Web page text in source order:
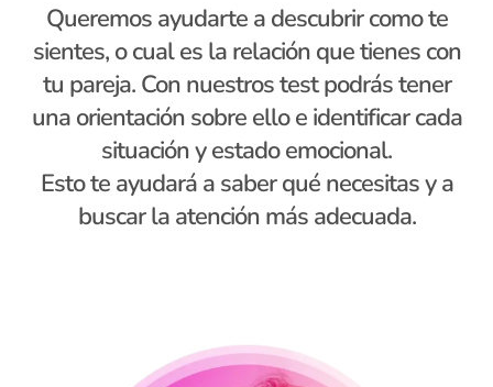
Queremos ayudarte a descubrir como te
sientes, o cual es la relación que tienes con
tu pareja. Con nuestros test podrás tener
una orientación sobre ello e identificar cada
situación y estado emocional.
Esto te ayudará a saber qué necesitas y a
buscar la atención más adecuada.